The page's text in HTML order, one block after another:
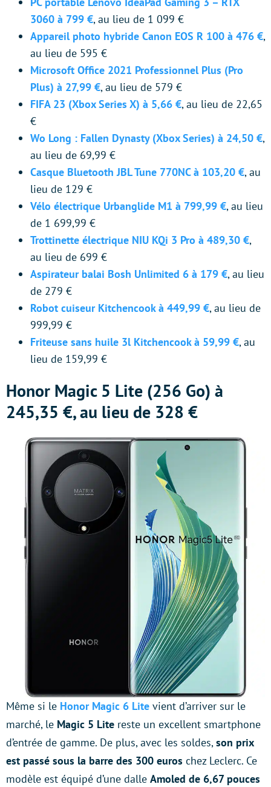
3060 à 799 €, au lieu de 1 099 €
Appareil photo hybride Canon EOS R 100 à 476 €,
au lieu de 595 €
Microsoft Office 2021 Professionnel Plus (Pro
Plus) à 27,99 €, au lieu de 579 €
FIFA 23 (Xbox Series X) à 5,66 €, au lieu de 22,65
€
Wo Long : Fallen Dynasty (Xbox Series) à 24,50 €,
au lieu de 69,99 €
Casque Bluetooth JBL Tune 770NC à 103,20 €, au
lieu de 129 €
Vélo électrique Urbanglide M1 à 799,99 €, au lieu
de 1 699,99 €
Trottinette électrique NIU KQi 3 Pro à 489,30 €,
au lieu de 699 €
Aspirateur balai Bosh Unlimited 6 à 179 €, au lieu
de 279 €
Robot cuiseur Kitchencook à 449,99 €, au lieu de
999,99 €
Friteuse sans huile 3l Kitchencook à 59,99 €, au
lieu de 159,99 €
Honor Magic 5 Lite (256 Go) à
245,35 €, au lieu de 328 €
Même si le Honor Magic 6 Lite vient d’arriver sur le
marché, le Magic 5 Lite reste un excellent smartphone
d’entrée de gamme. De plus, avec les soldes,son prix
est passé sous la barre des 300 euros chez Leclerc. Ce
modèle est équipé d’une dalle Amoled de 6,67 pouces